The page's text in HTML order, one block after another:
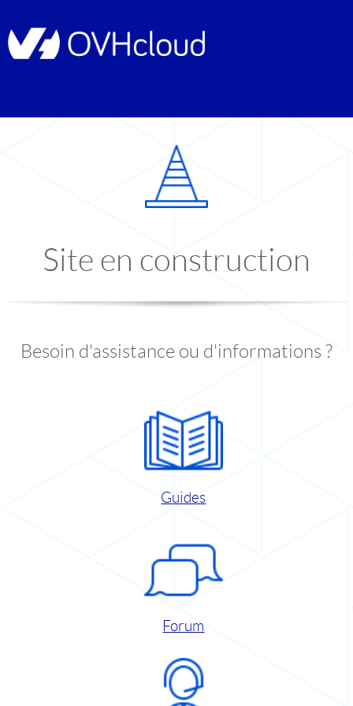
Site en construction
Besoin d'assistance ou d'informations ?
Guides
Forum